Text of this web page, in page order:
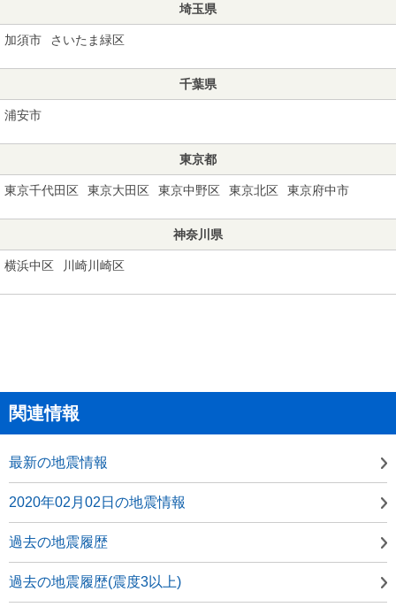
埼玉県
加須市 さいたま緑区
千葉県
浦安市
東京都
東京千代田区 東京大田区 東京中野区 東京北区 東京府中市
神奈川県
横浜中区 川崎川崎区
関連情報
最新の地震情報
2020年02月02日の地震情報
過去の地震履歴
過去の地震履歴(震度3以上)